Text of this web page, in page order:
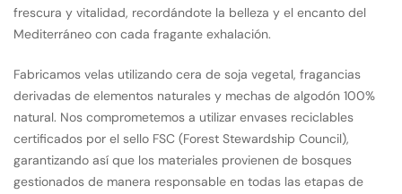
frescura y vitalidad, recordándote la belleza y el encanto del
Mediterráneo con cada fragante exhalación.
Fabricamos velas utilizando cera de soja vegetal, fragancias
derivadas de elementos naturales y mechas de algodón 100%
natural. Nos comprometemos a utilizar envases reciclables
certificados por el sello FSC (Forest Stewardship Council),
garantizando así que los materiales provienen de bosques
gestionados de manera responsable en todas las etapas de